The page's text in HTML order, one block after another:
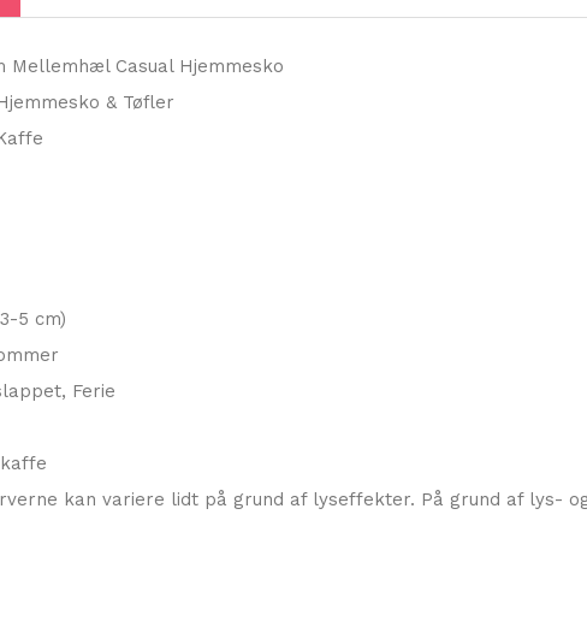
Mellemhæl Casual Hjemmesko
& Tøfler
5 cm)
Ferie
kan variere lidt på grund af lyseffekter. På grund af lys-